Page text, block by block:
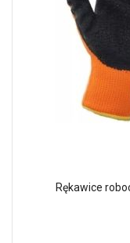
Rękawice